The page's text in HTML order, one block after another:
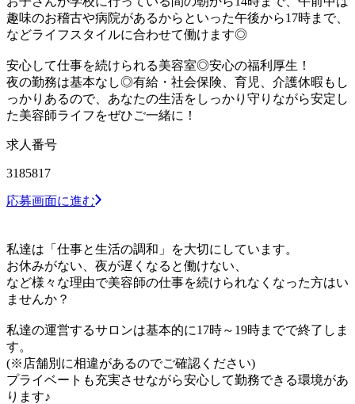
趣味のお稽古や病院があるからといった午後から17時まで、
などライフスタイルに合わせて働けます◎
安心して仕事を続けられる美容室◎安心の福利厚生！
夜の勤務は基本なし◎有給・社会保険、育児、介護休暇もし
っかりあるので、あなたの生活をしっかり守りながら安定し
た美容師ライフをぜひご一緒に！
求人番号
3185817
応募画面に進む
私達は「仕事と生活の調和」を大切にしています。
お休みがない、夜が遅くなると働けない、
など様々な理由で美容師の仕事を続けられなくなった方はい
ませんか？
私達の運営するサロンは基本的に17時～19時までで終了しま
す。
(※店舗別に相違があるのでご確認ください)
プライベートも充実させながら安心して勤務できる環境があ
ります♪